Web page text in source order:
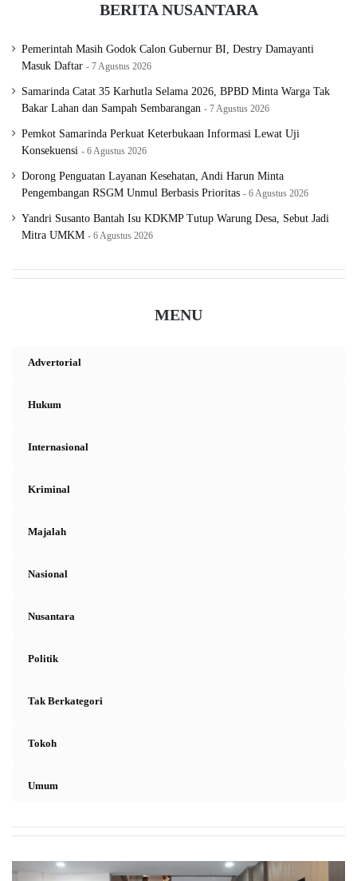
BERITA NUSANTARA
Pemerintah Masih Godok Calon Gubernur BI, Destry Damayanti
Masuk Daftar
7 Agustus 2026
Samarinda Catat 35 Karhutla Selama 2026, BPBD Minta Warga Tak
Bakar Lahan dan Sampah Sembarangan
7 Agustus 2026
Pemkot Samarinda Perkuat Keterbukaan Informasi Lewat Uji
Konsekuensi
6 Agustus 2026
Dorong Penguatan Layanan Kesehatan, Andi Harun Minta
Pengembangan RSGM Unmul Berbasis Prioritas
6 Agustus 2026
Yandri Susanto Bantah Isu KDKMP Tutup Warung Desa, Sebut Jadi
Mitra UMKM
6 Agustus 2026
MENU
Advertorial
Hukum
Internasional
Kriminal
Majalah
Nasional
Nusantara
Politik
Tak Berkategori
Tokoh
Umum
K